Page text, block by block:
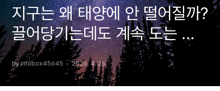
지구는 왜 태양에 안 떨어질까?
끌어당기는데도 계속 도는 이
유 쉽게 이해하기
by infobox45645 2026. 4. 26.